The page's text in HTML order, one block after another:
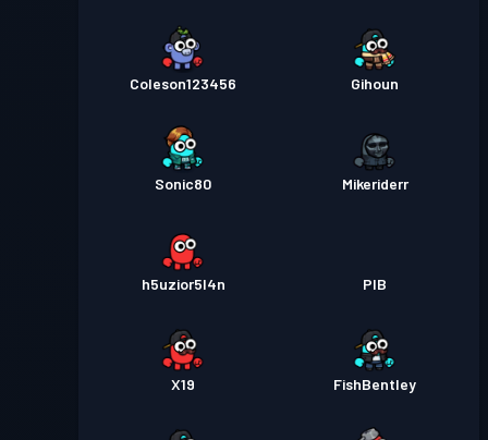
Coleson123456 Gihoun
Sonic80 Mikeriderr
h5uzior5l4n PIB
X19 FishBentley